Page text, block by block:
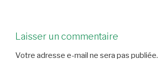
Laisser un commentaire
Votre adresse e-mail ne sera pas publiée.